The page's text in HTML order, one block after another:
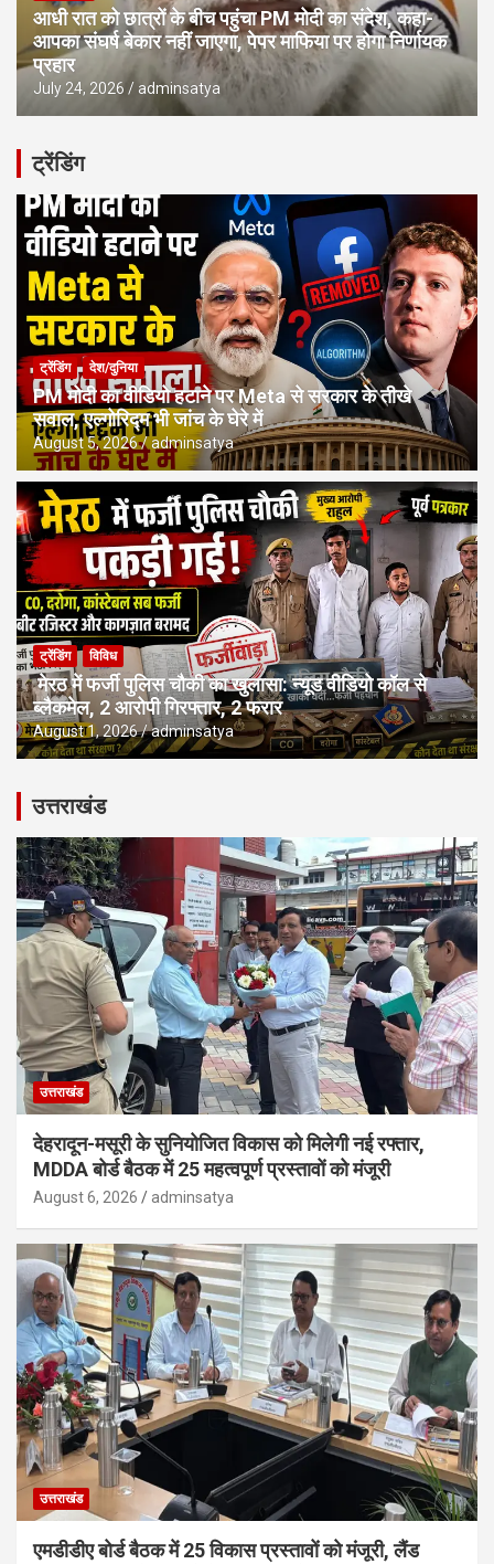
आधी रात को छात्रों के बीच पहुंचा PM मोदी का संदेश, कहा-
आपका संघर्ष बेकार नहीं जाएगा, पेपर माफिया पर होगा निर्णायक
प्रहार
July 24, 2026 adminsatya
ट्रेंडिंग
ट्रेंडिंग देश/दुनिया
PM मोदी का वीडियो हटाने पर Meta से सरकार के तीखे
सवाल, एल्गोरिद्म भी जांच के घेरे में
August 5, 2026 adminsatya
ट्रेंडिंग विविध
मेरठ में फर्जी पुलिस चौकी का खुलासा: न्यूड वीडियो कॉल से
ब्लैकमेल, 2 आरोपी गिरफ्तार, 2 फरार
August 1, 2026 adminsatya
उत्तराखंड
उत्तराखंड
देहरादून-मसूरी के सुनियोजित विकास को मिलेगी नई रफ्तार,
MDDA बोर्ड बैठक में 25 महत्वपूर्ण प्रस्तावों को मंजूरी
August 6, 2026 adminsatya
उत्तराखंड
एमडीडीए बोर्ड बैठक में 25 विकास प्रस्तावों को मंजूरी, लैंड